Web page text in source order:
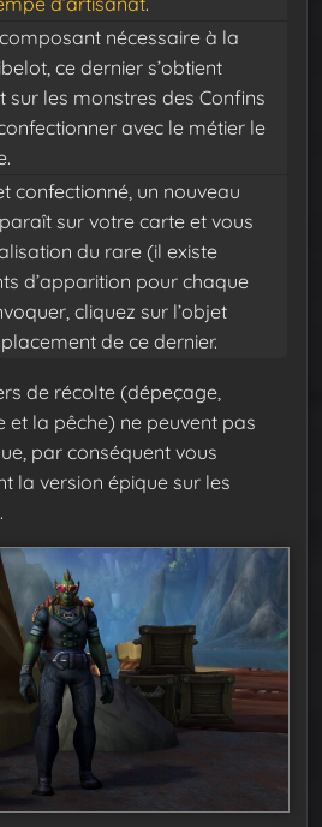
nécessaire à la
ce dernier s’obtient
sur les monstres des Confins
avec le métier le
confectionné, un nouveau
sur votre carte et vous
du rare (il existe
d’apparition pour chaque
cliquez sur l’objet
de ce dernier.
de récolte (dépeçage,
et la pêche) ne peuvent pas
par conséquent vous
la version épique sur les